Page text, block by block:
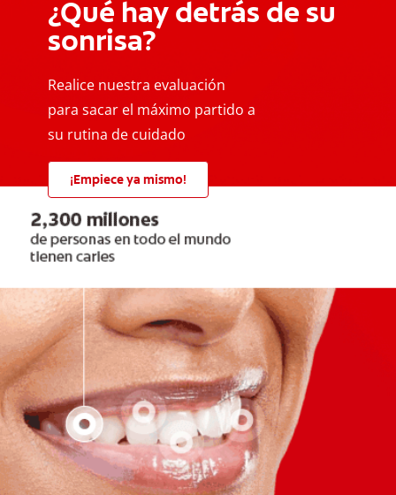
¿Qué hay detrás de su
sonrisa?
Realice nuestra evaluación
para sacar el máximo partido a
su rutina de cuidado
¡Empiece ya mismo!